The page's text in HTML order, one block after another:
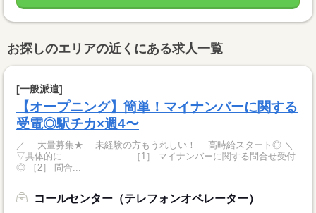
お探しのエリアの近くにある求人一覧
[一般派遣]
【オープニング】簡単！マイナンバーに関する
受電◎駅チカ×週4〜
／ 大量募集★ 未経験の方もうれしい！ 高時給スタート◎ ＼
▽具体的に… ―――――― ［1］ マイナンバーに関する問合せ受付
◎ ［2］ 問合...
コールセンター（テレフォンオペレーター）